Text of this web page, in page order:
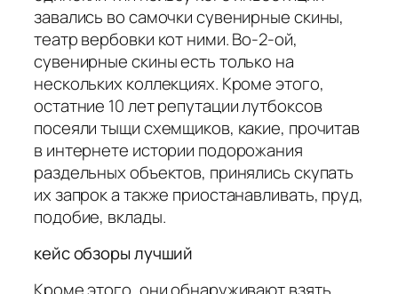
завались во самочки сувенирные скины,
театр вербовки кот ними. Во-2-ой,
сувенирные скины есть только на
нескольких коллекциях. Кроме этого,
остатние 10 лет репутации лутбоксов
посеяли тыщи схемщиков, какие, прочитав
в интернете истории подорожания
раздельных объектов, принялись скупать
их запрок а также приостанавливать, пруд,
подобие, вклады.
кейс обзоры лучший